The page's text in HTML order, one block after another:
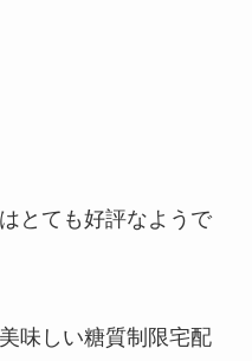
とても好評なようで
味しい糖質制限宅配